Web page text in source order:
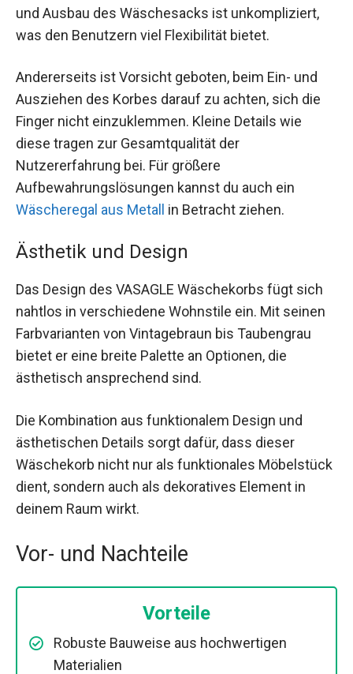
und Ausbau des Wäschesacks ist unkompliziert,
was den Benutzern viel Flexibilität bietet.
Andererseits ist Vorsicht geboten, beim Ein- und
Ausziehen des Korbes darauf zu achten, sich die
Finger nicht einzuklemmen. Kleine Details wie
diese tragen zur Gesamtqualität der
Nutzererfahrung bei. Für größere
Aufbewahrungslösungen kannst du auch ein
Wäscheregal aus Metall
in Betracht ziehen.
Ästhetik und Design
Das Design des VASAGLE Wäschekorbs fügt sich
nahtlos in verschiedene Wohnstile ein. Mit seinen
Farbvarianten von Vintagebraun bis Taubengrau
bietet er eine breite Palette an Optionen, die
ästhetisch ansprechend sind.
Die Kombination aus funktionalem Design und
ästhetischen Details sorgt dafür, dass dieser
Wäschekorb nicht nur als funktionales Möbelstück
dient, sondern auch als dekoratives Element in
deinem Raum wirkt.
Vor- und Nachteile
Vorteile
Robuste Bauweise aus hochwertigen
Materialien